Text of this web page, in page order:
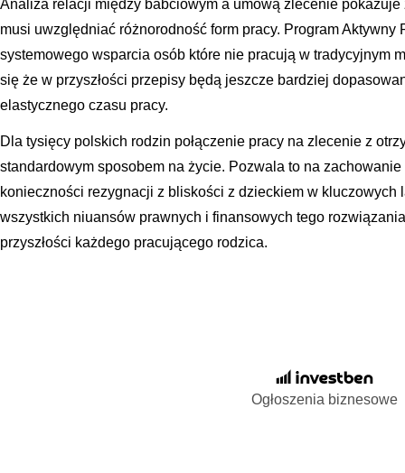
Analiza relacji między babciowym a umową zlecenie pokazuje
musi uwzględniać różnorodność form pracy. Program Aktywny
systemowego wsparcia osób które nie pracują w tradycyjnym
się że w przyszłości przepisy będą jeszcze bardziej
elastycznego czasu pracy.
Dla tysięcy polskich rodzin połączenie pracy na zlecenie z
standardowym sposobem na życie. Pozwala to na
konieczności rezygnacji z bliskości z dzieckiem w kluczowych
wszystkich niuansów prawnych i finansowych tego
przyszłości każdego pracującego rodzica.
Ogłoszenia biznesowe